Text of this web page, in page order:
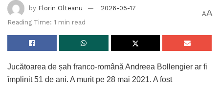
by Florin Olteanu
2026-05-17
Reading Time: 1 min read
AA
Jucătoarea de șah franco-română Andreea Bollengier ar fi
împlinit 51 de ani. A murit pe 28 mai 2021. A fost